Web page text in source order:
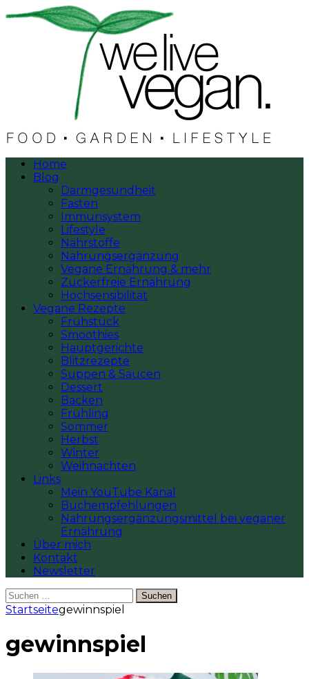
Home
Blog
Darmgesundheit
Fasten
Immunsystem
Lifestyle
Nährstoffe
Nahrungsergänzung
Vegane Ernährung & mehr
Zuckerfreie Ernährung
Hochsensibilität
Vegane Rezepte
Frühstück
Smoothies
Hauptgerichte
Blitzrezepte
Suppen & Saucen
Dessert
Backen
Frühling
Sommer
Herbst
Winter
Weihnachten
Links
Mein YouTube Kanal
Buchempfehlungen
Nahrungsergänzungsmittel bei veganer
Ernährung
Über mich
Kontakt
Newsletter
Suchen
nach:
Startseitegewinnspiel
gewinnspiel